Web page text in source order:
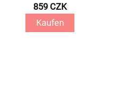
859 CZK
Kaufen